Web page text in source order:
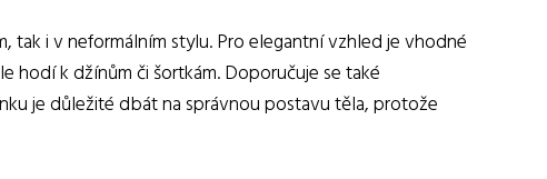
i v neformálním stylu. Pro elegantní vzhled je vhodné
hodí k džínům či šortkám. Doporučuje se také
je důležité dbát na správnou postavu těla, protože